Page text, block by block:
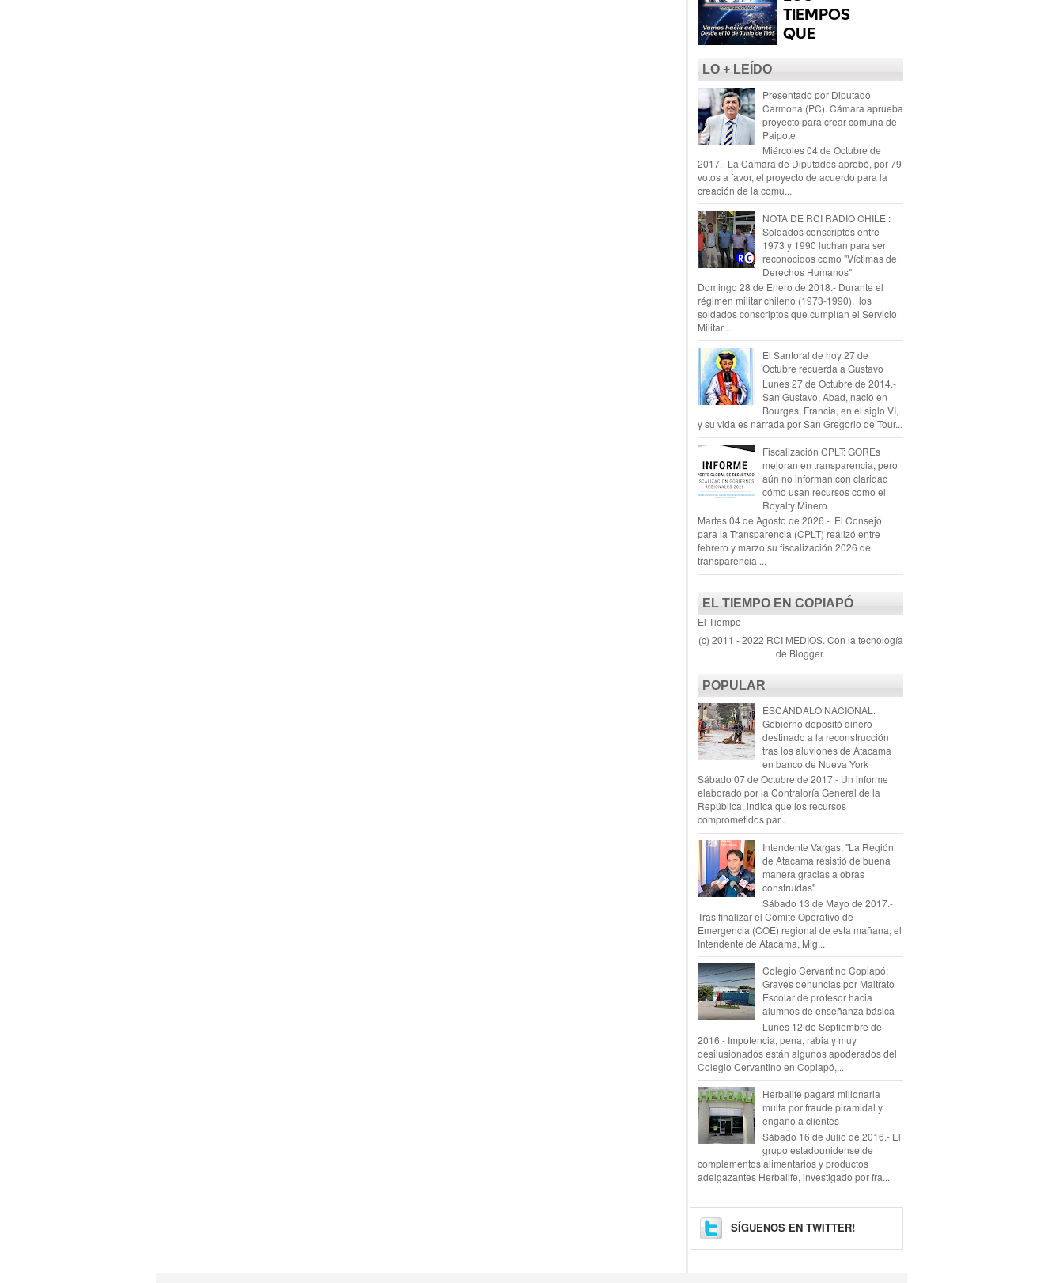
LO + LEÍDO
Presentado por Diputado
Carmona (PC). Cámara aprueba
proyecto para crear comuna de
Paipote
Miércoles 04 de Octubre de
2017.- La Cámara de Diputados aprobó, por 79
votos a favor, el proyecto de acuerdo para la
creación de la comu...
NOTA DE RCI RADIO CHILE :
Soldados conscriptos entre
1973 y 1990 luchan para ser
reconocidos como "Víctimas de
Derechos Humanos"
Domingo 28 de Enero de 2018.- Durante el
régimen militar chileno (1973-1990), los
soldados conscriptos que cumplían el Servicio
Militar ...
El Santoral de hoy 27 de
Octubre recuerda a Gustavo
Lunes 27 de Octubre de 2014.-
San Gustavo, Abad, nació en
Bourges, Francia, en el siglo VI,
y su vida es narrada por San Gregorio de Tour...
Fiscalización CPLT: GOREs
mejoran en transparencia, pero
aún no informan con claridad
cómo usan recursos como el
Royalty Minero
Martes 04 de Agosto de 2026.- El Consejo
para la Transparencia (CPLT) realizó entre
febrero y marzo su fiscalización 2026 de
transparencia ...
EL TIEMPO EN COPIAPÓ
El Tiempo
(c) 2011 - 2022 RCI MEDIOS. Con la tecnología
de Blogger.
POPULAR
ESCÁNDALO NACIONAL.
Gobierno depositó dinero
destinado a la reconstrucción
tras los aluviones de Atacama
en banco de Nueva York
Sábado 07 de Octubre de 2017.- Un informe
elaborado por la Contraloría General de la
República, indica que los recursos
comprometidos par...
Intendente Vargas, "La Región
de Atacama resistió de buena
manera gracias a obras
construídas"
Sábado 13 de Mayo de 2017.-
Tras finalizar el Comité Operativo de
Emergencia (COE) regional de esta mañana, el
Intendente de Atacama, Mig...
Colegio Cervantino Copiapó:
Graves denuncias por Maltrato
Escolar de profesor hacia
alumnos de enseñanza básica
Lunes 12 de Septiembre de
2016.- Impotencia, pena, rabia y muy
desilusionados están algunos apoderados del
Colegio Cervantino en Copiapó,...
Herbalife pagará millonaria
multa por fraude piramidal y
engaño a clientes
Sábado 16 de Julio de 2016.- El
grupo estadounidense de
complementos alimentarios y productos
adelgazantes Herbalife, investigado por fra...
SÍGUENOS EN TWITTER!